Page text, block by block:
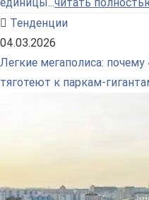
Тенденции
04.03.2026
Легкие мегаполиса:
тяготеют к паркам-